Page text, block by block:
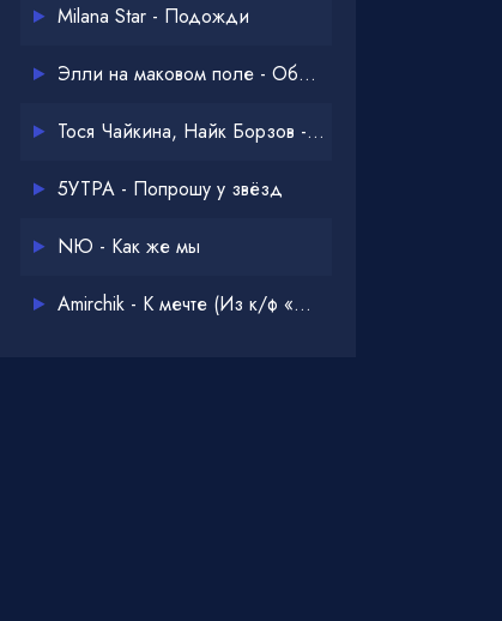
Milana Star - Подожди
Элли на маковом поле - Обнимай
Тося Чайкина, Найк Борзов - Опять
5УТРА - Попрошу у звёзд
NЮ - Как же мы
Amirchik - К мечте (Из к/ф «Одна дома 3»)